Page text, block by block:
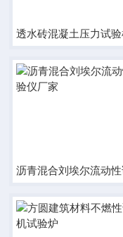
透水砖混凝土压力试验
沥青混合刘埃尔流动